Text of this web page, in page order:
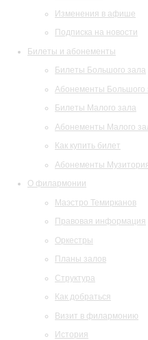
Изменения в афише
Подписка на новости
Билеты и абонементы
Билеты Большого зала
Абонементы Большого
Билеты Малого зала
Абонементы Малого
Как купить билет
Абонементы
О филармонии
Маэстро Темирканов
Правовая информация
Оркестры
Планы залов
Структура
Как добраться
Визит в филармонию
История